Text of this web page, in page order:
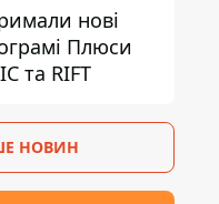
нові
Плюси
та RIFT
НОВИН